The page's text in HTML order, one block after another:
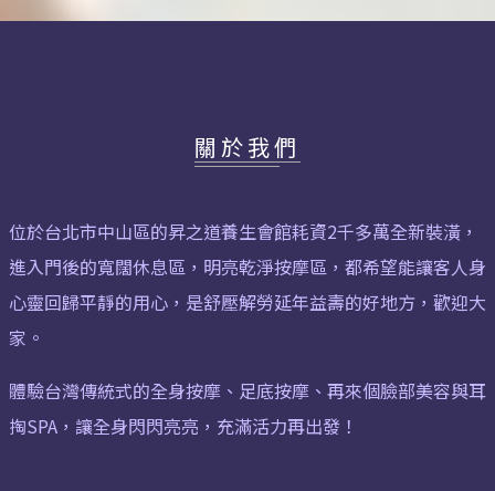
關於我們
位於台北市中山區的昇之道養生會館耗資2千多萬全新裝潢，
進入門後的寬闊休息區，明亮乾淨按摩區，都希望能讓客人身
心靈回歸平靜的用心，是舒壓解勞延年益壽的好地方，歡迎大
家。
體驗台灣傳統式的全身按摩、足底按摩、再來個臉部美容與耳
掏SPA，讓全身閃閃亮亮，充滿活力再出發！